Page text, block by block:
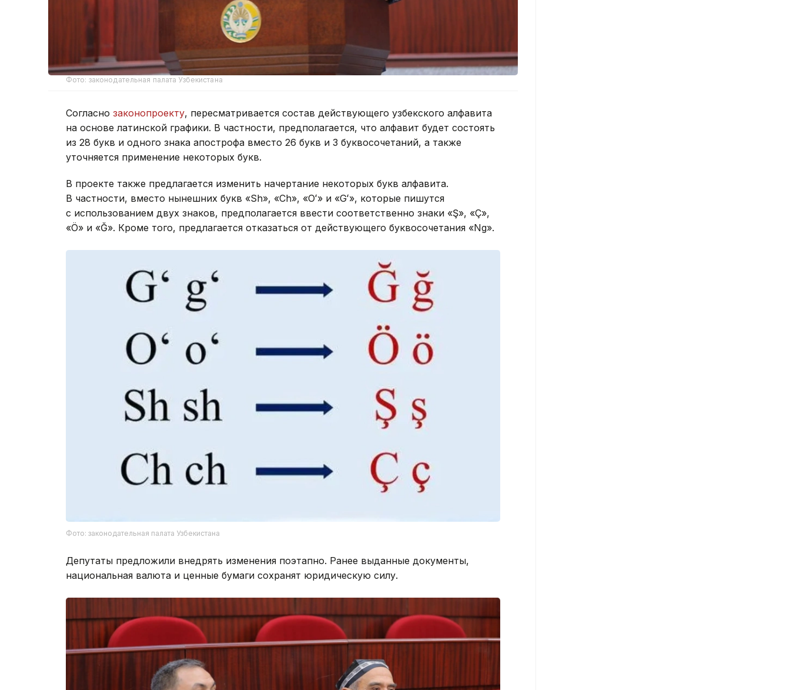
Фото: законодательная палата Узбекистана
Согласно законопроекту, пересматривается состав действующего узбекского алфавита
на основе латинской графики. В частности, предполагается, что алфавит будет состоять
из 28 букв и одного знака апострофа вместо 26 букв и 3 буквосочетаний, а также
уточняется применение некоторых букв.
В проекте также предлагается изменить начертание некоторых букв алфавита.
В частности, вместо нынешних букв «Sh», «Ch», «Oʻ» и «Gʻ», которые пишутся
с использованием двух знаков, предполагается ввести соответственно знаки «Ş», «Ç»,
«Ö» и «Ğ». Кроме того, предлагается отказаться от действующего буквосочетания «Ng».
Фото: законодательная палата Узбекистана
Депутаты предложили внедрять изменения поэтапно. Ранее выданные документы,
национальная валюта и ценные бумаги сохранят юридическую силу.